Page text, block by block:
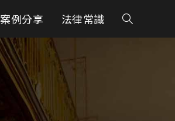
案例分享 法律常識